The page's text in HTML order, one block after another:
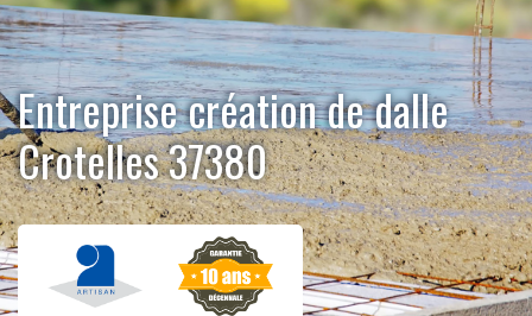
Entreprise création de dalle
Crotelles 37380